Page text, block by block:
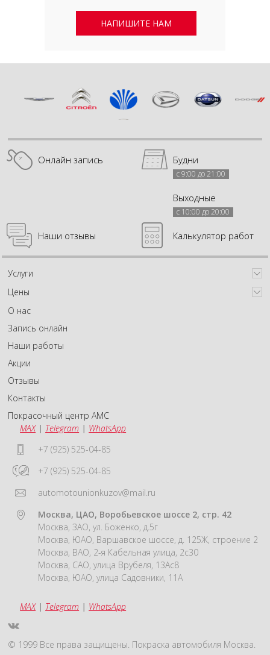
НАПИШИТЕ НАМ
Онлайн запись Будни
с 9:00 до 21:00
Выходные
с 10:00 до 20:00
Наши отзывы Калькулятор работ
Услуги
Цены
О нас
Запись онлайн
Наши работы
Акции
Отзывы
Контакты
Покрасочный центр АМС
MAX| Telegram | WhatsApp
+7 (925) 525-04-85
+7 (925) 525-04-85
automotounionkuzov@mail.ru
Москва, ЦАО, Воробьевское шоссе 2, стр. 42
Москва, ЗАО, ул. Боженко, д.5г
Москва, ЮАО, Варшавское шоссе, д. 125Ж, строение 2
Москва, ВАО, 2-я Кабельная улица, 2с30
Москва, САО, улица Врубеля, 13Ас8
Москва, ЮАО, улица Садовники, 11А
MAX| Telegram | WhatsApp
© 1999 Все права защищены. Покраска автомобиля Москва.